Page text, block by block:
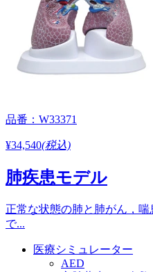
品番：W33371
¥34,540(税込)
肺疾患モデル
正常な状態の肺と肺がん，
で...
医療シミュレーター
AED